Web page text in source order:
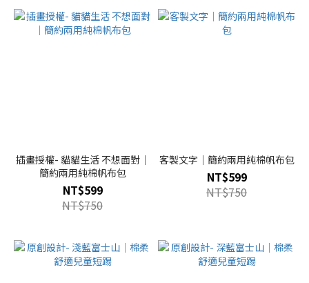
插畫授權- 貓貓生活 不想面對｜
簡約兩用純棉帆布包
NT$599
NT$750
客製文字｜簡約兩用純棉帆布包
NT$599
NT$750